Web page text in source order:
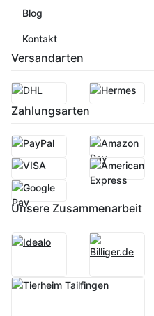
Blog
Kontakt
Versandarten
Zahlungsarten
Unsere Zusammenarbeit